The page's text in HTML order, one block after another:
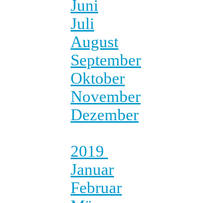
Juni
Juli
August
September
Oktober
November
Dezember
2019
Januar
Februar